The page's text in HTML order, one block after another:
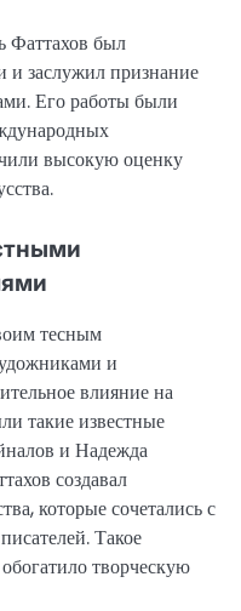
Фаттахов был
заслужил признание
Его работы были
высокую оценку
тесным
и
влияние на
такие известные
и Надежда
создавал
которые сочетались с
Такое
творческую